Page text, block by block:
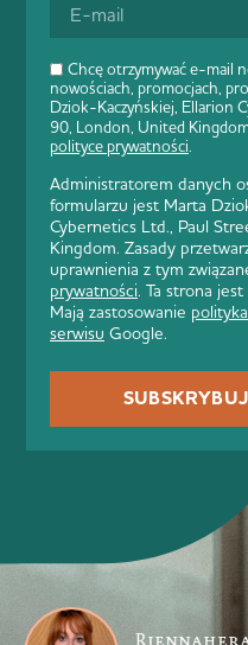
Chcę otrzymywać e-mail
nowościach, promocjach,
Dziok-Kaczyńskiej, Ellarion
90, London, United
polityce prywatności.
Administratorem danych
formularzu jest Marta
Cybernetics Ltd., Paul
Kingdom. Zasady
uprawnienia z tym
prywatności. Ta strona
Mają zastosowanie
serwisu Google.